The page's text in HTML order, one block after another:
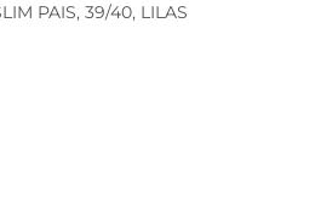
PAIS, 39/40, LILAS